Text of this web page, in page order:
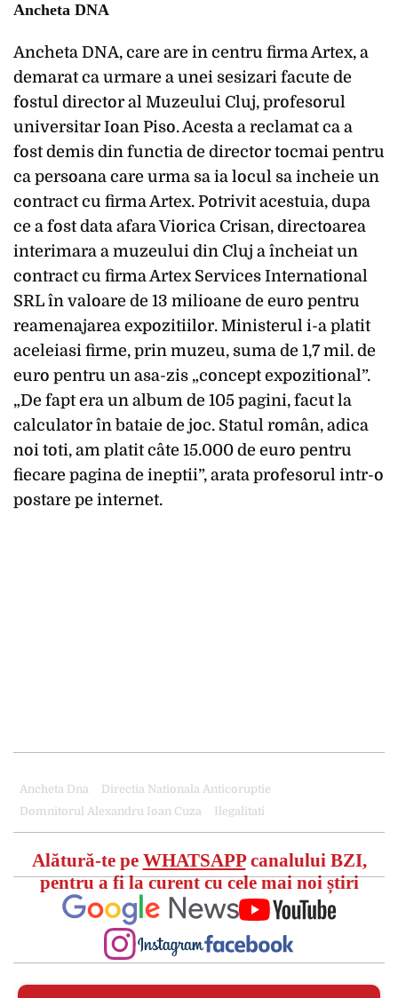
Ancheta DNA
Ancheta DNA, care are in centru firma Artex, a
demarat ca urmare a unei sesizari facute de
fostul director al Muzeului Cluj, profesorul
universitar Ioan Piso. Acesta a reclamat ca a
fost demis din functia de director tocmai pentru
ca persoana care urma sa ia locul sa incheie un
contract cu firma Artex. Potrivit acestuia, dupa
ce a fost data afara Viorica Crisan, directoarea
interimara a muzeului din Cluj a încheiat un
contract cu firma Artex Services International
SRL în valoare de 13 milioane de euro pentru
reamenajarea expozitiilor. Ministerul i-a platit
aceleiasi firme, prin muzeu, suma de 1,7 mil. de
euro pentru un asa-zis „concept expozitional”.
„De fapt era un album de 105 pagini, facut la
calculator în bataie de joc. Statul român, adica
noi toti, am platit câte 15.000 de euro pentru
fiecare pagina de ineptii”, arata profesorul intr-o
postare pe internet.
Ancheta Dna
Directia Nationala Anticoruptie
Domnitorul Alexandru Ioan Cuza
Ilegalitati
Alătură-te pe WHATSAPPcanalului BZI,
pentru a fi la curent cu cele mai noi știri